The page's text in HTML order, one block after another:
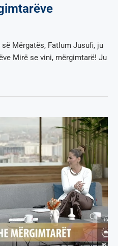
Mërgatës, Fatlum Jusufi, ju
Mirë se vini, mërgimtarë! Ju